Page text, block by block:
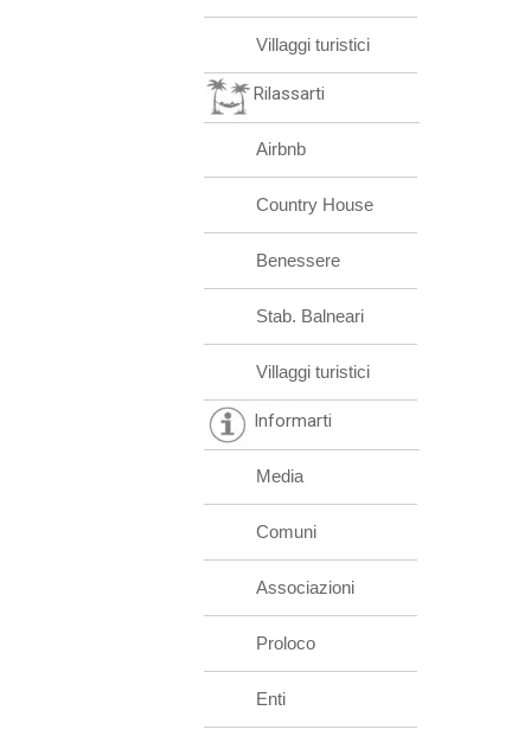
Villaggi turistici
Rilassarti
Airbnb
Country House
Benessere
Stab. Balneari
Villaggi turistici
Informarti
Media
Comuni
Associazioni
Proloco
Enti